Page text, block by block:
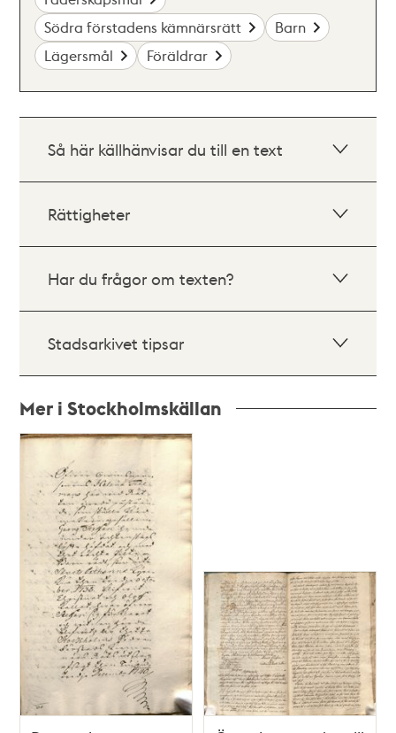
Södra förstadens kämnärsrätt
Barn
Lägersmål
Föräldrar
Så här källhänvisar du till en text
Rättigheter
Har du frågor om texten?
Stadsarkivet tipsar
Mer i Stockholmskällan
Relaterade
teman